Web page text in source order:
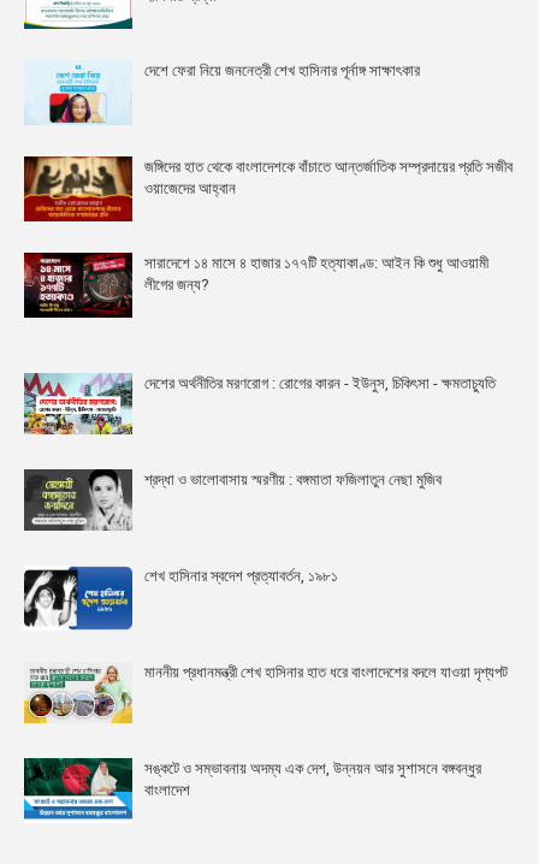
দেশে ফেরা নিয়ে জননেত্রী শেখ হাসিনার পূর্নাঙ্গ সাক্ষাৎকার
জঙ্গিদের হাত থেকে বাংলাদেশকে বাঁচাতে আন্তর্জাতিক সম্প্রদায়ের প্রতি সজীব
ওয়াজেদের আহ্বান
সারাদেশে ১৪ মাসে ৪ হাজার ১৭৭টি হত্যাকাণ্ড: আইন কি শুধু আওয়ামী
লীগের জন্য?
দেশের অর্থনীতির মরণরোগ : রোগের কারন - ইউনুস, চিকিৎসা - ক্ষমতাচ্যুতি
শ্রদ্ধা ও ভালোবাসায় স্মরণীয় : বঙ্গমাতা ফজিলাতুন নেছা মুজিব
শেখ হাসিনার স্বদেশ প্রত্যাবর্তন, ১৯৮১
মাননীয় প্রধানমন্ত্রী শেখ হাসিনার হাত ধরে বাংলাদেশের বদলে যাওয়া দৃশ্যপট
সঙ্কটে ও সম্ভাবনায় অদম্য এক দেশ, উন্নয়ন আর সুশাসনে বঙ্গবন্ধুর
বাংলাদেশ